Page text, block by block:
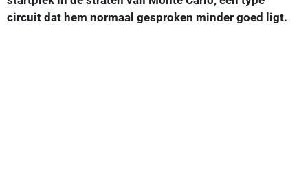
circuit dat hem normaal gesproken minder goed ligt.